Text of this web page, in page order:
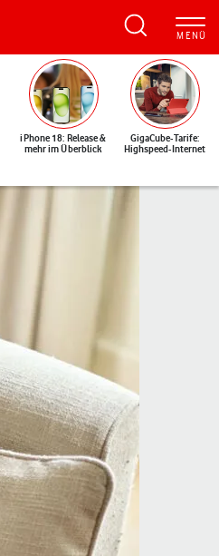
iPhone 18: Release &
mehr im Überblick
GigaCube-Tarife:
Highspeed-Internet